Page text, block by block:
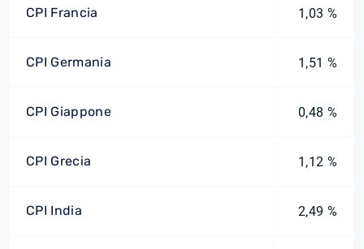
CPI Francia 1,03 %
CPI Germania 1,51 %
CPI Giappone 0,48 %
CPI Grecia 1,12 %
CPI India 2,49 %